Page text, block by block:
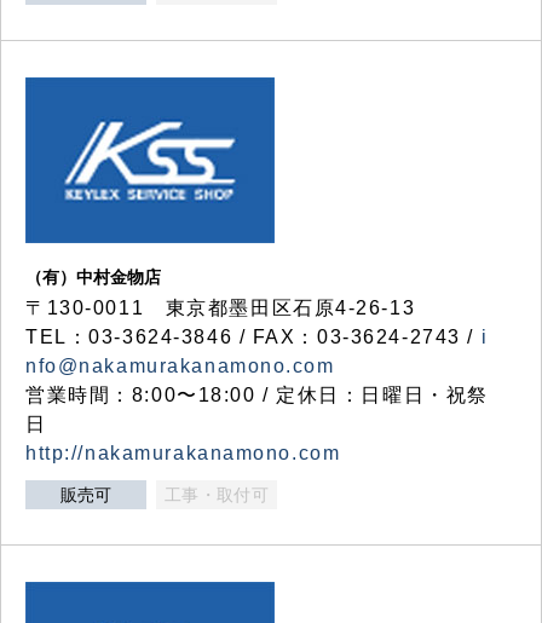
（有）中村金物店
〒130-0011 東京都墨田区石原4-26-13
TEL：03-3624-3846 / FAX：03-3624-2743 / i
nfo@nakamurakanamono.com
営業時間：8:00〜18:00 / 定休日：日曜日・祝祭
日
http://nakamurakanamono.com
販売可 工事・取付可